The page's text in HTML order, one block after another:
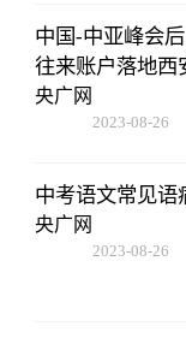
中国-中亚峰会
往来账户落地西
央广网
2023-08-26
中考语文常见语
央广网
2023-08-26